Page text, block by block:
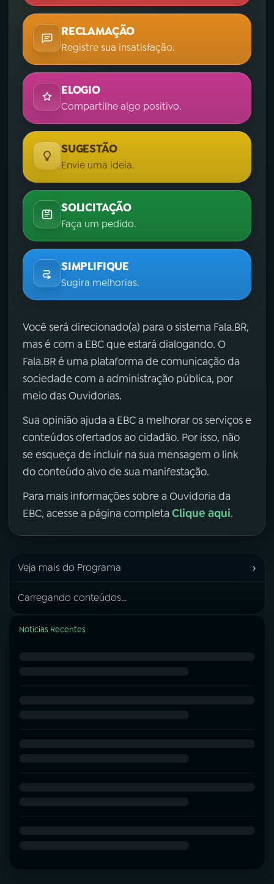
RECLAMAÇÃO
Registre sua insatisfação.
ELOGIO
Compartilhe algo positivo.
SUGESTÃO
Envie uma ideia.
SOLICITAÇÃO
Faça um pedido.
SIMPLIFIQUE
Sugira melhorias.
Você será direcionado(a) para o sistema Fala.BR,
mas é com a EBC que estará dialogando. O
Fala.BR é uma plataforma de comunicação da
sociedade com a administração pública, por
meio das Ouvidorias.
Sua opinião ajuda a EBC a melhorar os serviços e
conteúdos ofertados ao cidadão. Por isso, não
se esqueça de incluir na sua mensagem o link
do conteúdo alvo de sua manifestação.
Para mais informações sobre a Ouvidoria da
EBC, acesse a página completa Clique aqui.
Veja mais do Programa ›
Carregando conteúdos...
Notícias Recentes